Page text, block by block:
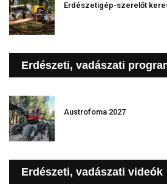
Erdészetigép-szerelőt
Erdészeti, vadászati
Austrofoma 2027
Erdészeti, vadászati videók